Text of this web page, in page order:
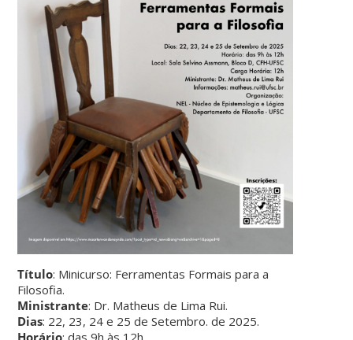
Título: Minicurso: Ferramentas Formais para a
Filosofia.
Ministrante: Dr. Matheus de Lima Rui.
Dias: 22, 23, 24 e 25 de Setembro. de 2025.
Horário: das 9h às 12h